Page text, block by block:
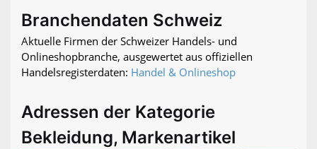
Branchendaten Schweiz
Aktuelle Firmen der Schweizer Handels- und
Onlineshopbranche, ausgewertet aus offiziellen
Handelsregisterdaten: Handel & Onlineshop
Adressen der Kategorie
Bekleidung, Markenartikel